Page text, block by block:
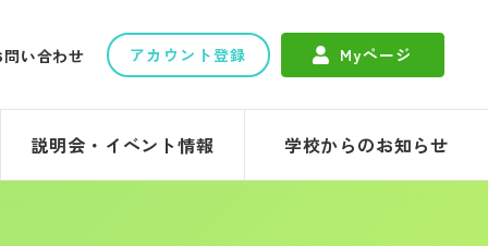
問い合わせ アカウント登録 Myページ
説明会・イベント情報 学校からのお知らせ